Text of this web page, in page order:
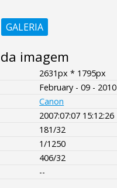
GALERIA
imagem
2631px * 1795px
February - 09 - 2010
Canon
2007:07:07 15:12:26
181/32
1/1250
406/32
--